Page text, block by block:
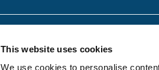
This website uses cookies
We use cookies to personalise